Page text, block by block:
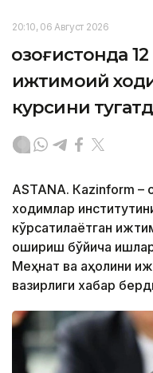
20:10, 06 Август 2026
Қозоғистонда
ижтимоий
курсини
ASTANА. Кazinform –
ходимлар
кўрсатилаётган
ошириш бўйича
Меҳнат ва аҳолини
вазирлиги хабар